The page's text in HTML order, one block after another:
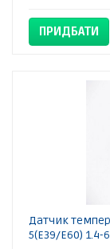
ПРИДБАТИ
Датчик
5(E39/E60) 1.4-